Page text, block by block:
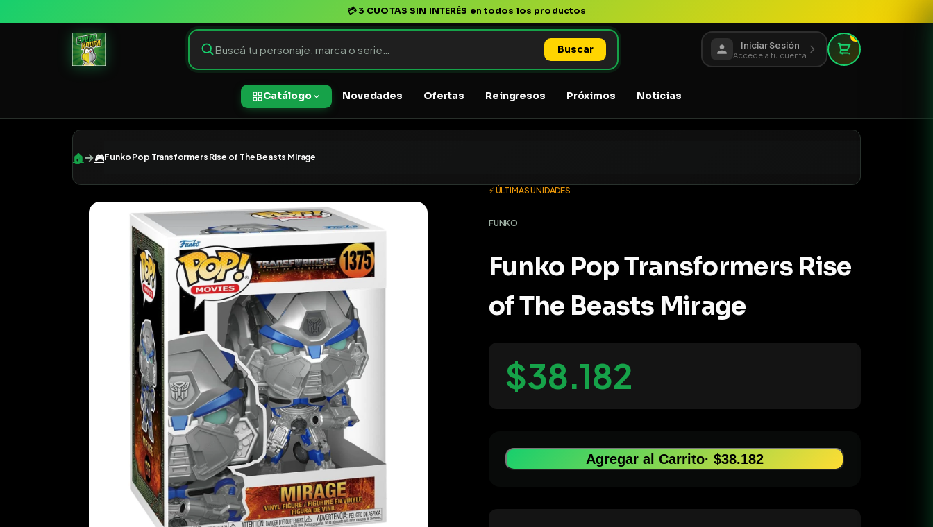
💳3 CUOTAS SIN INTERÉS en todos los productos
Buscar Iniciar Sesión
Accede a tu cuenta
0
Catálogo Novedades Ofertas Reingresos Próximos Noticias
🏠 →🎮Funko Pop Transformers Rise of The Beasts Mirage
⚡ ÚLTIMAS UNIDADES
FUNKO
Funko Pop Transformers Rise
of The Beasts Mirage
$38.182
Agregar al Carrito· $38.182